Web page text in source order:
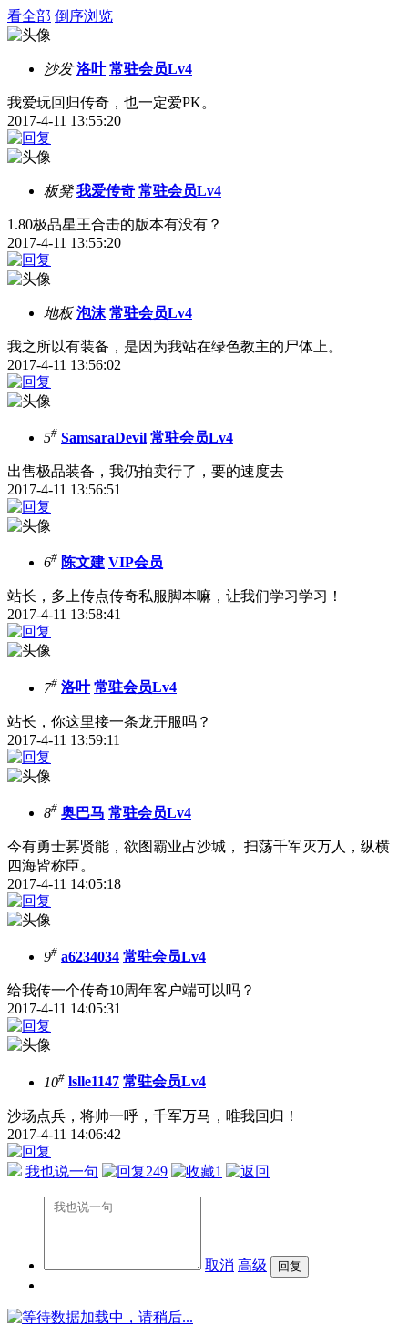
看全部 倒序浏览
沙发 洛叶 常驻会员Lv4
我爱玩回归传奇，也一定爱PK。
2017-4-11 13:55:20
板凳 我爱传奇 常驻会员Lv4
1.80极品星王合击的版本有没有？
2017-4-11 13:55:20
地板 泡沫 常驻会员Lv4
我之所以有装备，是因为我站在绿色教主的尸体上。
2017-4-11 13:56:02
5# SamsaraDevil 常驻会员Lv4
出售极品装备，我仍拍卖行了，要的速度去
2017-4-11 13:56:51
6# 陈文建 VIP会员
站长，多上传点传奇私服脚本嘛，让我们学习学习！
2017-4-11 13:58:41
7# 洛叶 常驻会员Lv4
站长，你这里接一条龙开服吗？
2017-4-11 13:59:11
8# 奥巴马 常驻会员Lv4
今有勇士募贤能，欲图霸业占沙城， 扫荡千军灭万人，纵横
四海皆称臣。
2017-4-11 14:05:18
9# a6234034 常驻会员Lv4
给我传一个传奇10周年客户端可以吗？
2017-4-11 14:05:31
10# lslle1147 常驻会员Lv4
沙场点兵，将帅一呼，千军万马，唯我回归！
2017-4-11 14:06:42
我也说一句 249 1
取消 高级
数据加载中，请稍后...